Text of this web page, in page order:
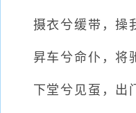
摄衣兮缓带，操我
昇车兮命仆，将驰
下堂兮见虿，出门